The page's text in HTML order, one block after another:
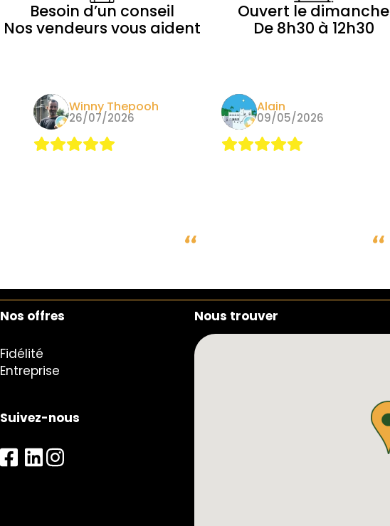
Besoin d’un conseil
Nos vendeurs vous aident
Ouvert le dimanche
De 8h30 à 12h30
Alain
09/05/2026
JeNi
18/04/2026
Nos offres
Fidélité
Entreprise
Suivez-nous
Nous trouver